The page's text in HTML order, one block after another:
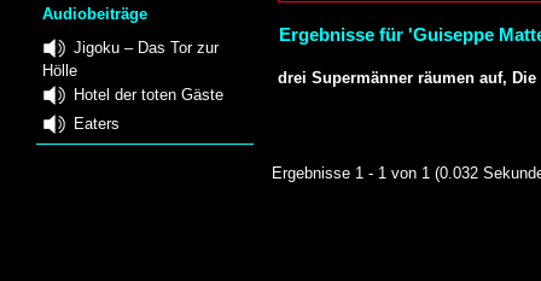
Audiobeiträge
Jigoku – Das Tor zur
Hölle
Hotel der toten Gäste
Eaters
Ergebnisse für 'Guiseppe
drei Supermänner räumen auf, Die
Ergebnisse 1 - 1 von 1 (0.032